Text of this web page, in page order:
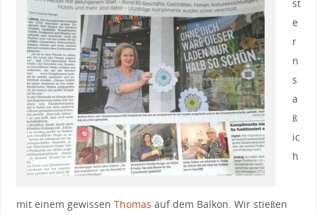
st
e
r
n
s
a
ß
ic
h
mit einem gewissen Thomas auf dem Balkon. Wir stießen